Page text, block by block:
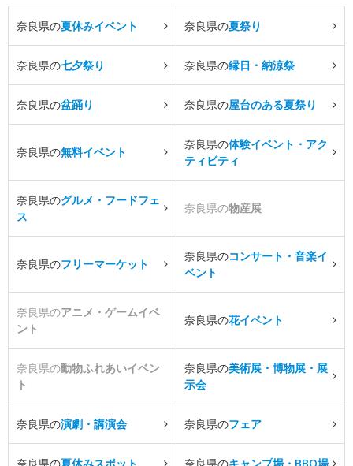
奈良県の夏休みイベント 奈良県の夏祭り
奈良県の七夕祭り 奈良県の縁日・納涼祭
奈良県の盆踊り 奈良県の屋台のある夏祭り
奈良県の無料イベント
奈良県の体験イベント・アク
ティビティ
奈良県のグルメ・フードフェ
ス
奈良県の物産展
奈良県のフリーマーケット
奈良県のコンサート・音楽イ
ベント
奈良県のアニメ・ゲームイベ
ント
奈良県の花イベント
奈良県の動物ふれあいイベン
ト
奈良県の美術展・博物展・展
示会
奈良県の演劇・講演会 奈良県のフェア